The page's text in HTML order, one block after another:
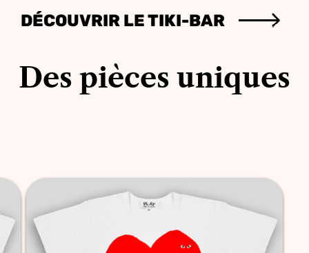
DÉCOUVRIR LE TIKI-BAR
Des pièces uniques